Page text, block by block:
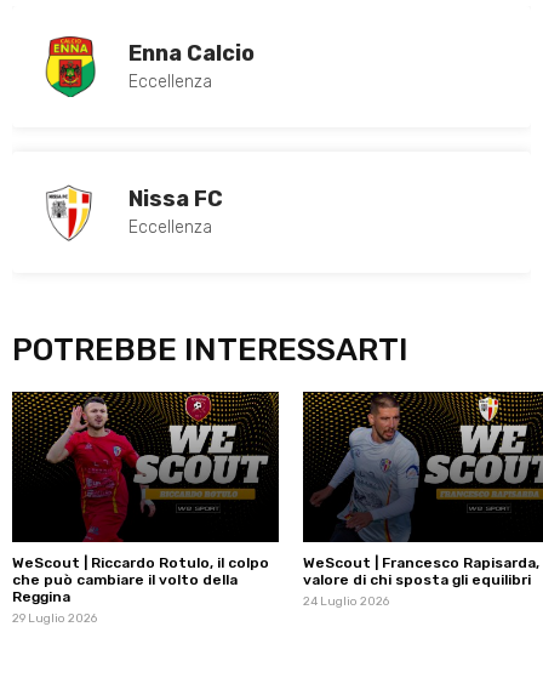
Enna Calcio
Eccellenza
Nissa FC
Eccellenza
POTREBBE INTERESSARTI
WeScout | Riccardo Rotulo, il colpo
che può cambiare il volto della
Reggina
29 Luglio 2026
WeScout | Francesco Rapisarda,
valore di chi sposta gli equilibri
24 Luglio 2026